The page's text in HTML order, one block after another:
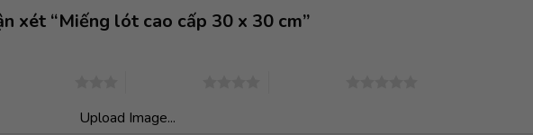
Upload Image...
xét “Miếng lót cao cấp 30 x 30 cm”